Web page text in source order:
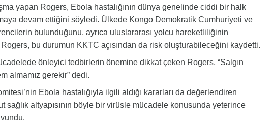
yapan Rogers, Ebola hastalığının dünya genelinde ciddi bir halk
devam ettiğini söyledi. Ülkede Kongo Demokratik Cumhuriyeti ve
bulunduğunu, ayrıca uluslararası yolcu hareketliliğinin
bu durumun KKTC açısından da risk oluşturabileceğini kaydetti.
önleyici tedbirlerin önemine dikkat çeken Rogers, “Salgın
almamız gerekir” dedi.
Ebola hastalığıyla ilgili aldığı kararları da değerlendiren
sağlık altyapısının böyle bir virüsle mücadele konusunda yeterince